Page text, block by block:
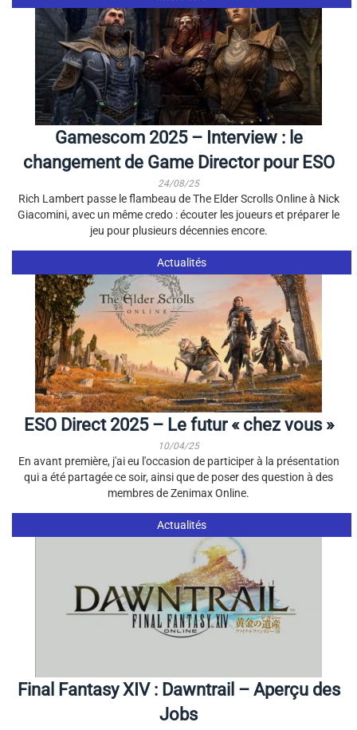
Gamescom 2025 – Interview : le
changement de Game Director pour ESO
24/08/25
Rich Lambert passe le flambeau de The Elder Scrolls Online à Nick
Giacomini, avec un même credo : écouter les joueurs et préparer le
jeu pour plusieurs décennies encore.
Actualités
ESO Direct 2025 – Le futur « chez vous »
10/04/25
En avant première, j'ai eu l'occasion de participer à la présentation
qui a été partagée ce soir, ainsi que de poser des question à des
membres de Zenimax Online.
Actualités
Final Fantasy XIV : Dawntrail – Aperçu des
Jobs